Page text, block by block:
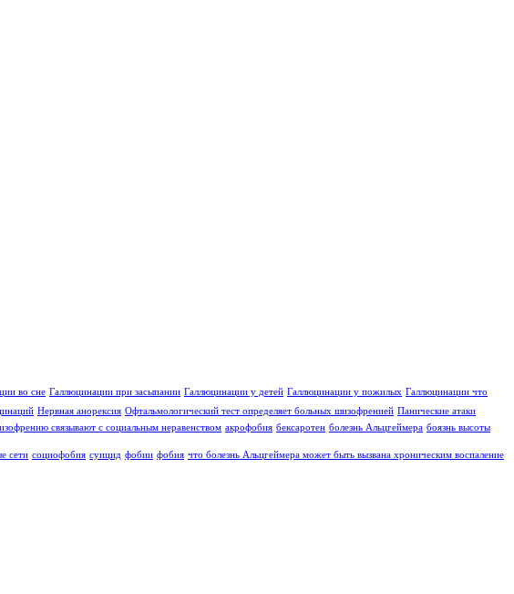
во сне Галлюцинации при засыпании Галлюцинации у детей Галлюцинации у пожилых Галлюцинации что
Нервная анорексия Офтальмологический тест определяет больных шизофренией Панические атаки
связывают с социальным неравенством акрофобия бексаротен болезнь Альцгеймера боязнь высоты
сети социофобия суицид фобии фобия что болезнь Альцгеймера может быть вызвана хроническим воспаление